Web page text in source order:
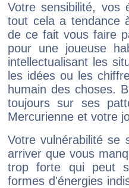
Votre sensibilité,
tout cela a tendance
de ce fait vous faire
pour une joueuse
intellectualisant les
les idées ou les
humain des choses.
toujours sur ses
Mercurienne et votre
Votre vulnérabilité se
arriver que vous
trop forte qui peut
formes d'énergies